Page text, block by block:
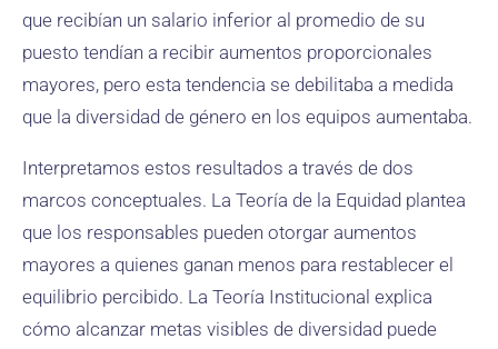
que recibían un salario inferior al promedio de su
puesto tendían a recibir aumentos proporcionales
mayores, pero esta tendencia se debilitaba a medida
que la diversidad de género en los equipos aumentaba.
Interpretamos estos resultados a través de dos
marcos conceptuales. La Teoría de la Equidad plantea
que los responsables pueden otorgar aumentos
mayores a quienes ganan menos para restablecer el
equilibrio percibido. La Teoría Institucional explica
cómo alcanzar metas visibles de diversidad puede